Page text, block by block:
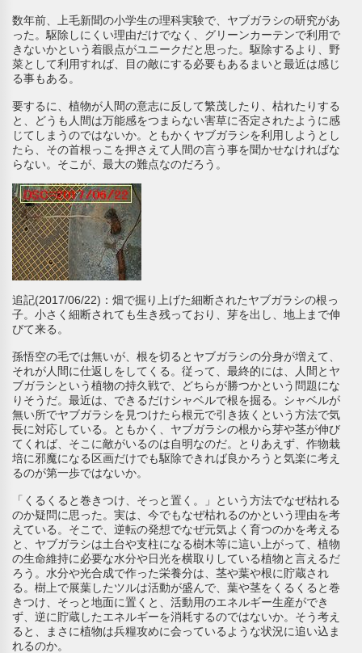
数年前、上毛新聞の小学生の理科実験で、ヤブガラシの研究があ
った。駆除しにくい理由だけでなく、グリーンカーテンで利用で
きないかという着眼点がユニークだと思った。駆除するより、野
菜として利用すれば、目の敵にする必要もあるまいと最近は感じ
る事もある。
要するに、植物が人間の意志に反して繁茂したり、枯れたりする
と、どうも人間は万能感をつまらない害草に否定されたように感
じてしまうのではないか。ともかくヤブガラシを利用しようとし
たら、その首根っこを押さえて人間の言う事を聞かせなければな
らない。そこが、最大の難点なのだろう。
追記(2017/06/22)：畑で掘り上げた細断されたヤブガラシの根っ
子。小さく細断されても生き残っており、芽を出し、地上まで伸
びて来る。
孫悟空の毛では無いが、根を切るとヤブガラシの分身が増えて、
それが人間に仕返しをしてくる。従って、最終的には、人間とヤ
ブガラシという植物の持久戦で、どちらが勝つかという問題にな
りそうだ。最近は、できるだけシャベルで根を掘る。シャベルが
無い所でヤブガラシを見つけたら根元で引き抜くという方法で気
長に対応している。ともかく、ヤブガラシの根から芽や茎が伸び
てくれば、そこに敵がいるのは自明なのだ。とりあえず、作物栽
培に邪魔になる区画だけでも駆除できれば良かろうと気楽に考え
るのが第一歩ではないか。
「くるくると巻きつけ、そっと置く。」という方法でなぜ枯れる
のか疑問に思った。実は、今でもなぜ枯れるのかという理由を考
えている。そこで、逆転の発想でなぜ元気よく育つのかを考える
と、ヤブガラシは土台や支柱になる樹木等に這い上がって、植物
の生命維持に必要な水分や日光を横取りしている植物と言えるだ
ろう。水分や光合成で作った栄養分は、茎や葉や根に貯蔵され
る。樹上で展葉したツルは活動が盛んで、葉や茎をくるくると巻
きつけ、そっと地面に置くと、活動用のエネルギー生産ができ
ず、逆に貯蔵したエネルギーを消耗するのではないか。そう考え
ると、まさに植物は兵糧攻めに会っているような状況に追い込ま
れるのか。